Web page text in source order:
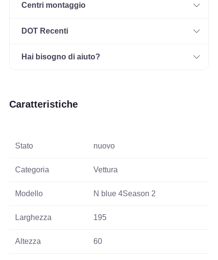
Centri montaggio
DOT Recenti
Hai bisogno di aiuto?
Caratteristiche
Stato nuovo
Categoria Vettura
Modello N blue 4Season 2
Larghezza 195
Altezza 60